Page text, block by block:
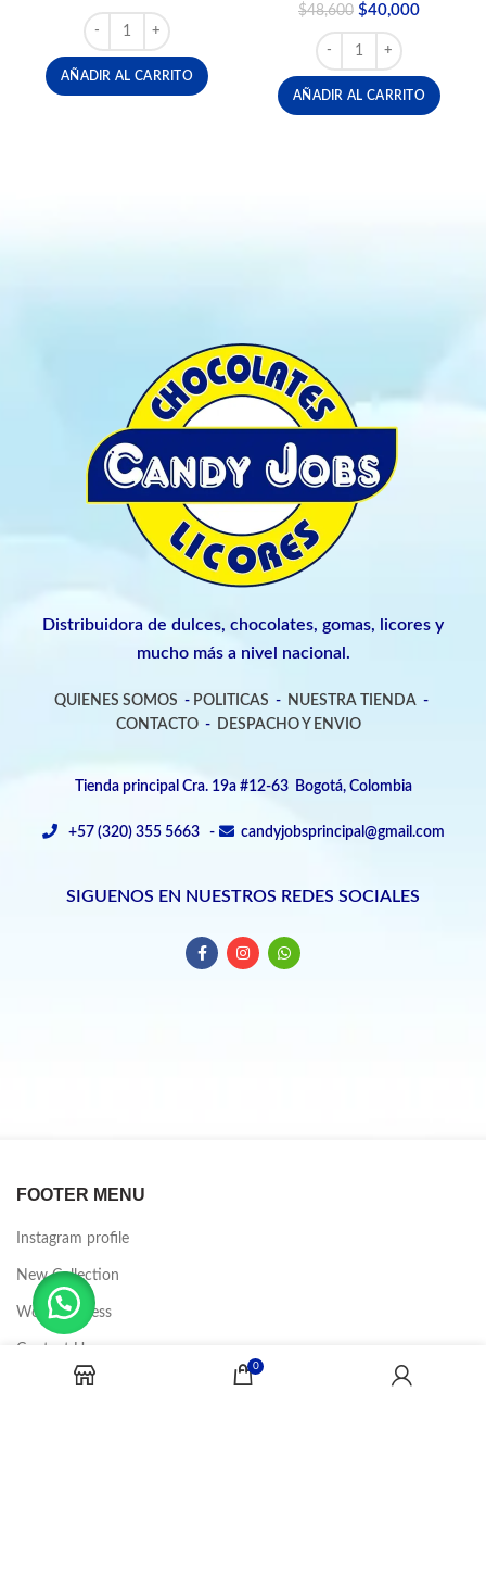
CRAB POP CHUPETA X 6 cantidad
AÑADIR AL CARRITO
$48,600 El
precio
original
era:
$48,600.
$40,000El
$40,000.
GOMAS VIDAL TARRO
AÑADIR AL CARRITO
Distribuidora de dulces, chocolates, gomas, licores y
mucho más a nivel nacional.
QUIENES SOMOS - POLITICAS - NUESTRA TIENDA -
CONTACTO- DESPACHO Y ENVIO
Tienda principal Cra. 19a #12-63 Bogotá, Colombia
+57 (320) 355 5663 - candyjobsprincipal@gmail.com
SIGUENOS EN NUESTROS REDES SOCIALES
FOOTER MENU
Instagram profile
New Collection
Woman Dress
Contact Us
Latest News
0